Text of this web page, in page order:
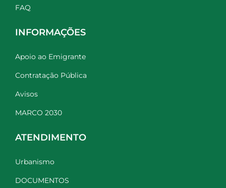
FAQ
INFORMAÇÕES
Apoio ao Emigrante
Contratação Pública
Avisos
MARCO 2030
ATENDIMENTO
Urbanismo
DOCUMENTOS